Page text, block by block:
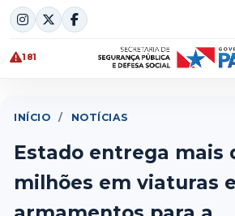
Skip
to
content
181
INÍCIO / NOTÍCIAS
Estado entrega mais
milhões em viaturas e